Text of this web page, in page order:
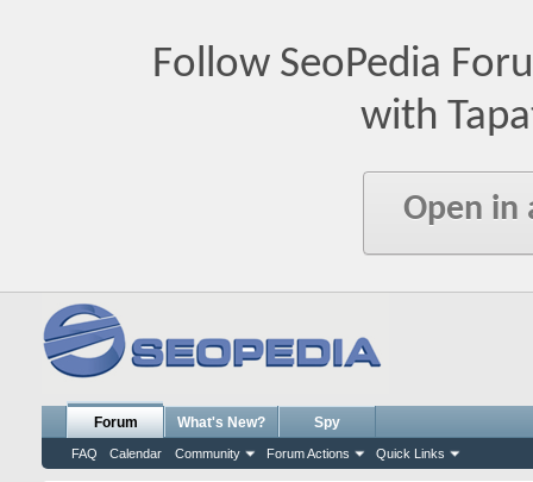
Follow SeoPedia
with
Open in
Forum
FAQ Calendar Community Forum Actions Quick Links
What's New? Spy